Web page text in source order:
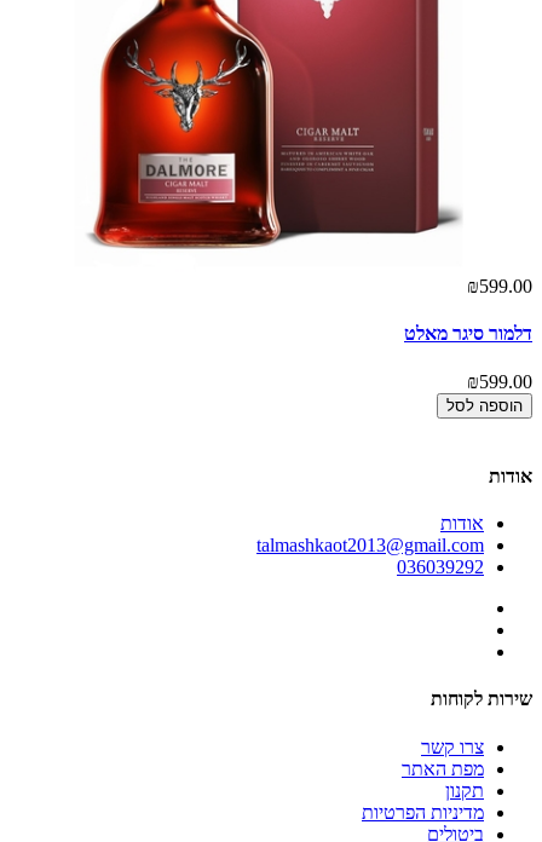
₪599.00
דלמור סיגר מאלט
₪599.00
הוספה לסל
אודות
אודות
talmashkaot2013@gmail.com
036039292
שירות לקוחות
צרו קשר
מפת האתר
תקנון
מדיניות הפרטיות
ביטולים